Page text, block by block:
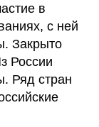
в
с ней
Закрыто
России
Ряд стран